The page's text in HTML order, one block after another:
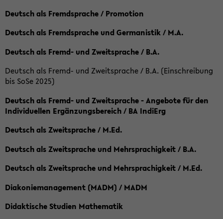
Deutsch als Fremdsprache / Promotion
Deutsch als Fremdsprache und Germanistik / M.A.
Deutsch als Fremd- und Zweitsprache / B.A.
Deutsch als Fremd- und Zweitsprache / B.A. (Einschreibung
bis SoSe 2025)
Deutsch als Fremd- und Zweitsprache - Angebote für den
Individuellen Ergänzungsbereich / BA IndiErg
Deutsch als Zweitsprache / M.Ed.
Deutsch als Zweitsprache und Mehrsprachigkeit / B.A.
Deutsch als Zweitsprache und Mehrsprachigkeit / M.Ed.
Diakoniemanagement (MADM) / MADM
Didaktische Studien Mathematik